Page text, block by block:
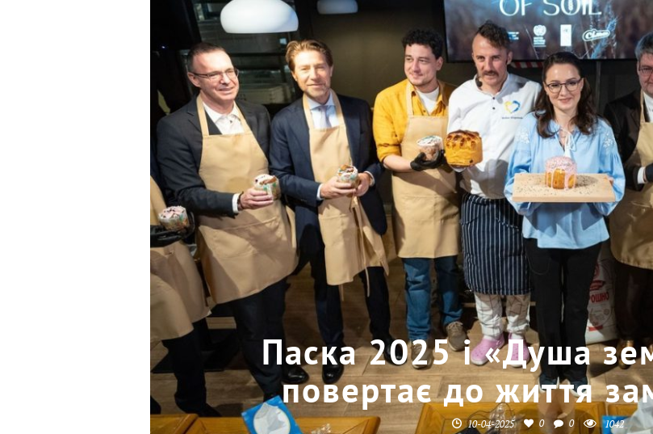
Паска 2025 і «Душа
повертає до життя
10-04-2025 0 0 1042